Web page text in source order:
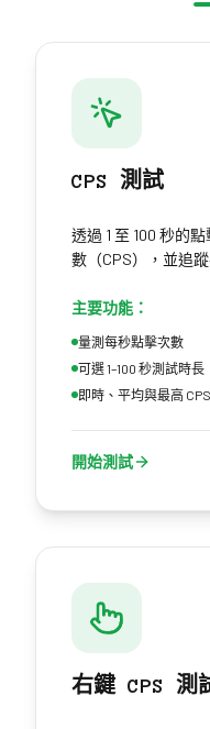
CPS 測試
透過 1 至 100 秒的
數（CPS），並追
主要功能：
量測每秒點擊次數
可選 1–100 秒測試時長
即時、平均與最高 CPS
開始測試
右鍵 CPS 測